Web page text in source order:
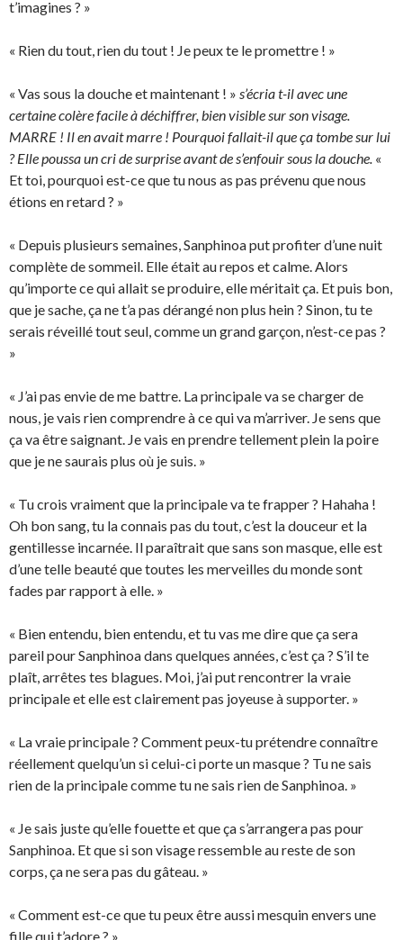
t’imagines ? »
« Rien du tout, rien du tout ! Je peux te le promettre ! »
« Vas sous la douche et maintenant ! » s’écria t-il avec une
certaine colère facile à déchiffrer, bien visible sur son visage.
MARRE ! Il en avait marre ! Pourquoi fallait-il que ça tombe sur lui
? Elle poussa un cri de surprise avant de s’enfouir sous la douche. «
Et toi, pourquoi est-ce que tu nous as pas prévenu que nous
étions en retard ? »
« Depuis plusieurs semaines, Sanphinoa put profiter d’une nuit
complète de sommeil. Elle était au repos et calme. Alors
qu’importe ce qui allait se produire, elle méritait ça. Et puis bon,
que je sache, ça ne t’a pas dérangé non plus hein ? Sinon, tu te
serais réveillé tout seul, comme un grand garçon, n’est-ce pas ?
»
« J’ai pas envie de me battre. La principale va se charger de
nous, je vais rien comprendre à ce qui va m’arriver. Je sens que
ça va être saignant. Je vais en prendre tellement plein la poire
que je ne saurais plus où je suis. »
« Tu crois vraiment que la principale va te frapper ? Hahaha !
Oh bon sang, tu la connais pas du tout, c’est la douceur et la
gentillesse incarnée. Il paraîtrait que sans son masque, elle est
d’une telle beauté que toutes les merveilles du monde sont
fades par rapport à elle. »
« Bien entendu, bien entendu, et tu vas me dire que ça sera
pareil pour Sanphinoa dans quelques années, c’est ça ? S’il te
plaît, arrêtes tes blagues. Moi, j’ai put rencontrer la vraie
principale et elle est clairement pas joyeuse à supporter. »
« La vraie principale ? Comment peux-tu prétendre connaître
réellement quelqu’un si celui-ci porte un masque ? Tu ne sais
rien de la principale comme tu ne sais rien de Sanphinoa. »
« Je sais juste qu’elle fouette et que ça s’arrangera pas pour
Sanphinoa. Et que si son visage ressemble au reste de son
corps, ça ne sera pas du gâteau. »
« Comment est-ce que tu peux être aussi mesquin envers une
fille qui t’adore ? »